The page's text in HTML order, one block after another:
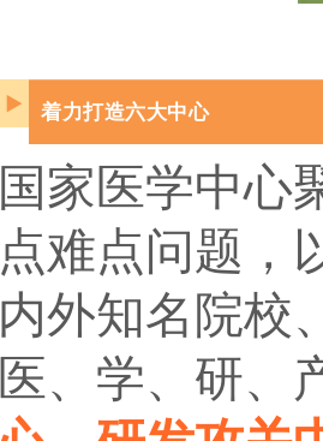
▶ 着力打造六大中心
国家医学中心
点难点问题，
内外知名院校
医、学、研、